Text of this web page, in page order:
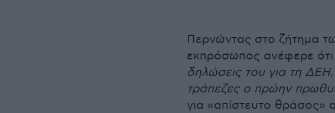
Περνώντας στο ζήτημα
εκπρόσωπος ανέφερε ότι
δηλώσεις του για τη ΔΕΗ,
τράπεζες ο πρώην
για «απίστευτο θράσος»